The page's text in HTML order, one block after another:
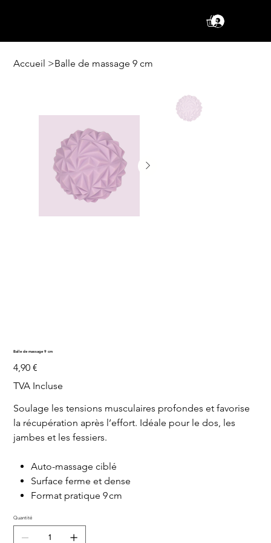
Accueil >Balle de massage 9 cm
Balle de massage 9 cm
Prix
4,90 €
TVA Incluse
Soulage les tensions musculaires profondes et favorise
la récupération après l’effort. Idéale pour le dos, les
jambes et les fessiers.
Auto-massage ciblé
Surface ferme et dense
Format pratique 9 cm
Quantité